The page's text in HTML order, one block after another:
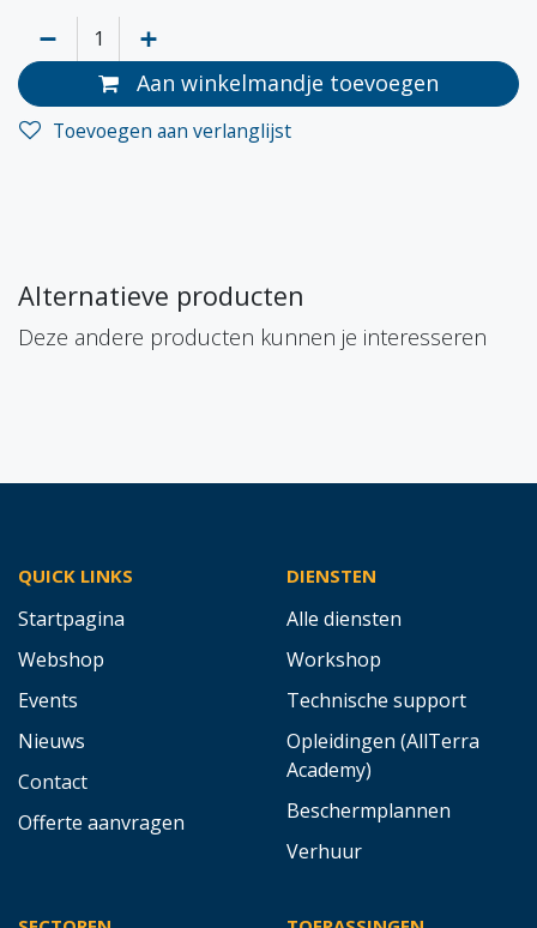
Aan winkelmandje toevoegen
Toevoegen aan verlanglijst
Alternatieve producten
Deze andere producten kunnen je interesseren
QUICK LINKS
Startpagina
Webshop
Events
Nieuws
Contact
Offerte aanvragen
DIENSTEN
Alle diensten
Workshop
Technische support
Opleidingen (AllTerra
Academy)
Beschermplannen
Verhuur